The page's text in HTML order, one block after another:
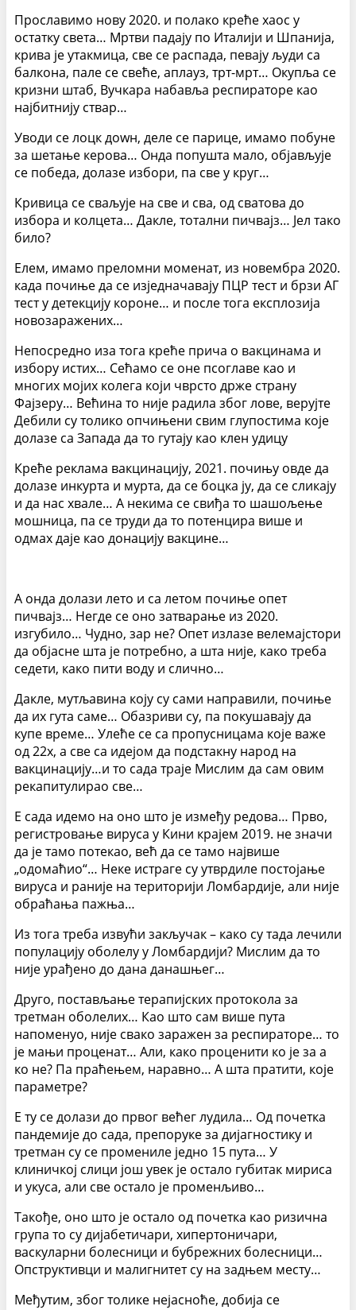
Прославимо нову 2020. и полако креће хаос у
остатку света… Мртви падају по Италији и Шпанија,
крива је утакмица, све се распада, певају људи са
балкона, пале се свеће, аплауз, трт-мрт… Окупља се
кризни штаб, Вучкара набавља респираторе као
најбитнију ствар…
Уводи се лоцк доwн, деле се парице, имамо побуне
за шетање керова… Онда попушта мало, објављује
се победа, долазе избори, па све у круг…
Кривица се сваљује на све и сва, од сватова до
избора и колцета… Дакле, тотални пичвајз… Јел тако
било?
Елем, имамо преломни моменат, из новембра 2020.
када почиње да се изједначавају ПЦР тест и брзи АГ
тест у детекцију короне… и после тога експлозија
новозаражених…
Непосредно иза тога креће прича о вакцинама и
избору истих… Сећамо се оне псоглаве као и
многих мојих колега који чврсто држе страну
Фајзеру… Већина то није радила због лове, верујте
Дебили су толико опчињени свим глупостима које
долазе са Запада да то гутају као клен удицу
Креће реклама вакцинацију, 2021. почињу овде да
долазе инкурта и мурта, да се боцка ју, да се сликају
и да нас хвале… А некима се свиђа то шашољење
мошница, па се труди да то потенцира више и
одмах даје као донацију вакцине…
А онда долази лето и са летом почиње опет
пичвајз… Негде се оно затварање из 2020.
изгубило… Чудно, зар не? Опет излазе велемајстори
да објасне шта је потребно, а шта није, како треба
седети, како пити воду и слично…
Дакле, мутљавина коју су сами направили, почиње
да их гута саме… Обазриви су, па покушавају да
купе време… Улеће се са пропусницама које важе
од 22х, а све са идејом да подстакну народ на
вакцинацију…и то сада траје Мислим да сам овим
рекапитулирао све…
Е сада идемо на оно што је између редова… Прво,
регистровање вируса у Кини крајем 2019. не значи
да је тамо потекао, већ да се тамо највише
„одомаћио“… Неке истраге су утврдиле постојање
вируса и раније на територији Ломбардије, али није
обраћања пажња…
Из тога треба извући закључак – како су тада лечили
популацију оболелу у Ломбардији? Мислим да то
није урађено до дана данашњег…
Друго, постављање терапијских протокола за
третман оболелих… Као што сам више пута
напоменуо, није свако заражен за респираторе… то
је мањи проценат… Али, како проценити ко је за а
ко не? Па праћењем, наравно… А шта пратити, које
параметре?
Е ту се долази до првог већег лудила… Од почетка
пандемије до сада, препоруке за дијагностику и
третман су се промениле једно 15 пута… У
клиничкој слици још увек је остало губитак мириса
и укуса, али све остало је променљиво…
Такође, оно што је остало од почетка као ризична
група то су дијабетичари, хипертоничари,
васкуларни болесници и бубрежних болесници…
Опструктивци и малигнитет су на задњем месту…
Међутим, због толике нејасноће, добија се